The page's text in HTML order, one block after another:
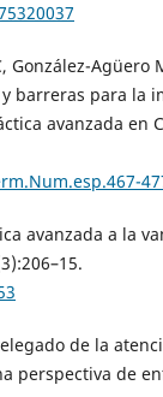
González-Agüero
barreras para la
avanzada en
avanzada a la
de la
perspectiva de